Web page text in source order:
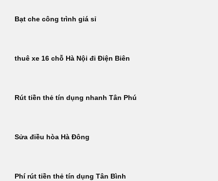
Bạt che công trình giá sỉ
thuê xe 16 chỗ Hà Nội đi Điện Biên
Rút tiền thẻ tín dụng nhanh Tân Phú
Sửa điều hòa Hà Đông
Phí rút tiền thẻ tín dụng Tân Bình